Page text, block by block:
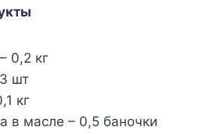
0,2 кг
шт
кг
в масле – 0,5 баночки